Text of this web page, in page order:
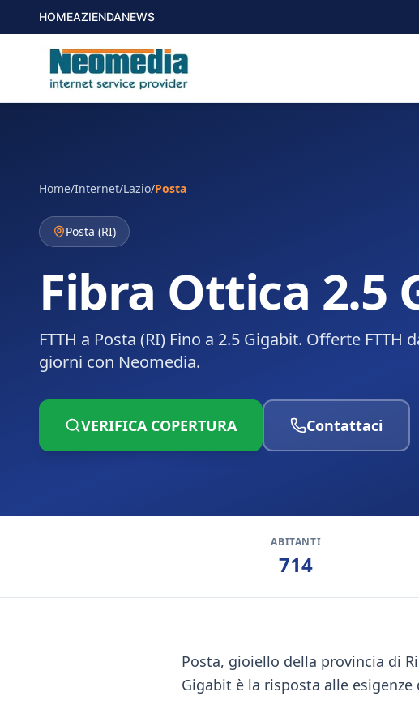
HOMEAZIENDANEWS
Home/Internet/Lazio/Posta
Posta (RI)
Fibra Ottica 2.5
FTTH a Posta (RI) Fino a 2.5 Gigabit. Offerte
giorni con Neomedia.
VERIFICA COPERTURA Contattaci
ABITANTI
714
Posta, gioiello della provincia di
Gigabit è la risposta alle